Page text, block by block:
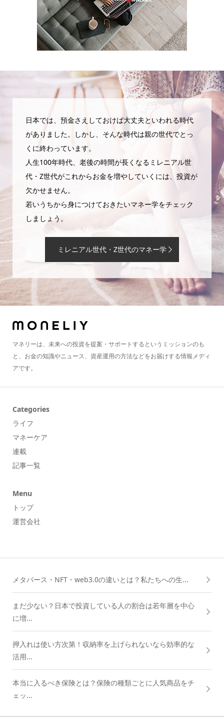
日本では、預金さえしておけば大丈夫といわれる時代
がありました。しかし、そんな時代は親の世代でとっ
くに終わっています。
人生100年時代、老後の時間が長くなるミレニアル世
代・Z世代がこれからお金を増やしていくには、投資が
欠かせません。
若いうちから身につけておきたいマネー学をチェック
しましょう。
ミレニアル世代・Z世代のマネー学
マネリーは、未来への投資を提案・サポートするというミッションのも
と、お金の知識やニュース、資産運用の方法などをお届けする情報メディ
アです。
Categories
ライフ
マネーケア
連載
記事一覧
Menu
トップ
運営会社
メタバース・NFT・web3.0の違いとは？私たちへの生...
まだ少ない？日本で投資している人の割合は若年層を中心
に増...
押入れは使い方次第！収納率を上げられないなら効率的な
活用...
本当に入るべき保険とは？保険の種類ごとに人気商品をチ
ェッ...